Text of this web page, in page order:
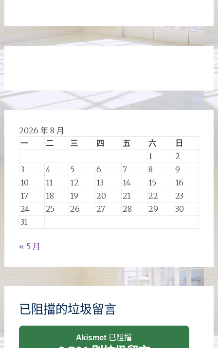
2026 年 8 月
一
二 三 四 五 六
日
1
2
3
4 5 6 7 8
9
10
11 12 13 14 15
16
17
18 19 20 21 22
23
24
25 26 27 28 29
30
31
« 5 月
已阻擋的垃圾留言
Akismet 已阻擋